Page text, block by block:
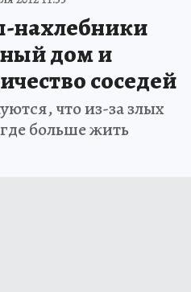
нахлебники
дом и
соседей
что из-за злых
больше жить